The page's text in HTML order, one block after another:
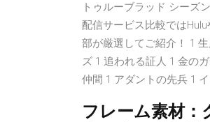
トゥルーブラッド シーズ
配信サービス比較では
部が厳選してご紹介！ 1
ズ 1 追われる証人 1 金の
仲間 1 アダントの先兵 1
フレーム素材